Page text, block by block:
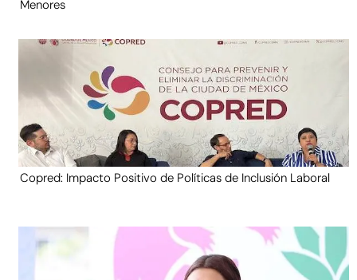
Menores
Copred: Impacto Positivo de Políticas de Inclusión Laboral